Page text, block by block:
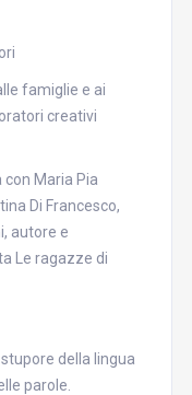
famiglie e ai
creativi
Maria Pia
Di Francesco,
autore e
Le ragazze di
della lingua
parole.